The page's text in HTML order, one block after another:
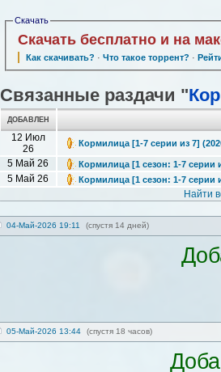
Скачать
Скачать бесплатно и на
Как скачивать? · Что такое торрент? ·
Связанные раздачи "
ДОБАВЛЕН
12 Июл
26
Кормилица [1-7 серии из 7]
5 Май 26 Кормилица [1 сезон: 1-7 серии
5 Май 26 Кормилица [1 сезон: 1-7 серии
Найти
04-Май-2026 19:11 (спустя 14 дней)
05-Май-2026 13:44 (спустя 18 часов)